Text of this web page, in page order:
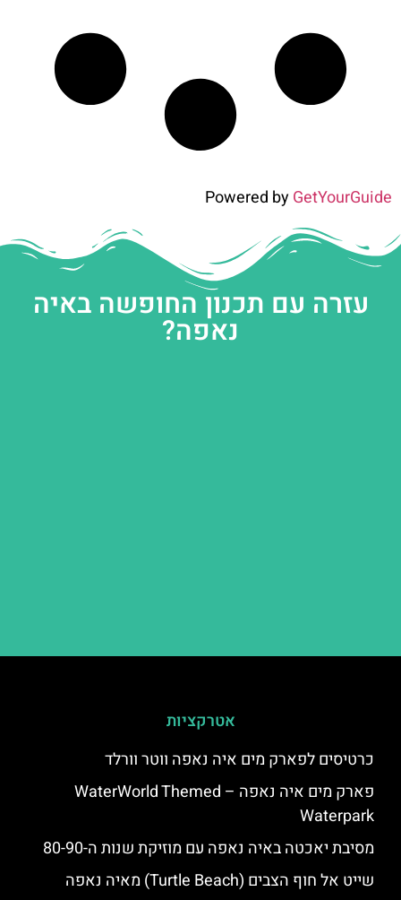
Powered byGetYourGuide
עזרה עם תכנון החופשה באיה
נאפה?
אטרקציות
כרטיסים לפארק מים איה נאפה ווטר וורלד
פארק מים איה נאפה – ‪‪WaterWorld Themed
Waterpark‬‬
מסיבת יאכטה באיה נאפה עם מוזיקת שנות ה-80-90
שייט אל חוף הצבים (Turtle Beach) מאיה נאפה